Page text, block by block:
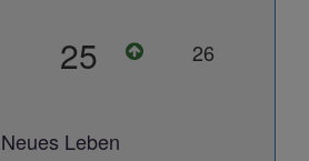
25 26
Neues Leben